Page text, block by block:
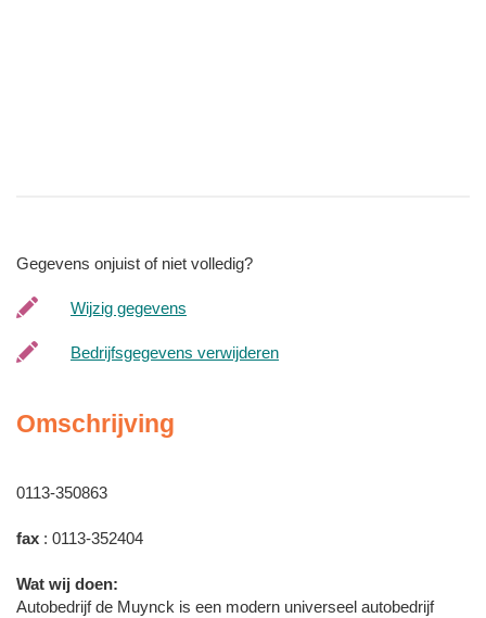
Gegevens onjuist of niet volledig?
Wijzig gegevens
Bedrijfsgegevens verwijderen
Omschrijving
0113-350863
fax : 0113-352404
Wat wij doen:
Autobedrijf de Muynck is een modern universeel autobedrijf